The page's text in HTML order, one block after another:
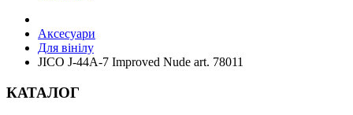
Аксесуари
Для вінілу
JICO J-44A-7 Improved Nude art. 78011
КАТАЛОГ